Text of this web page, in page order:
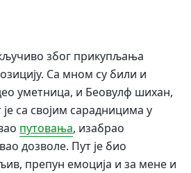
због прикупљања
Са мном су били и
уметница, и Беовулф шихан,
са својим сарадницима у
путовања, изабрао
дозволе. Пут је био
препун емоција и за мене и